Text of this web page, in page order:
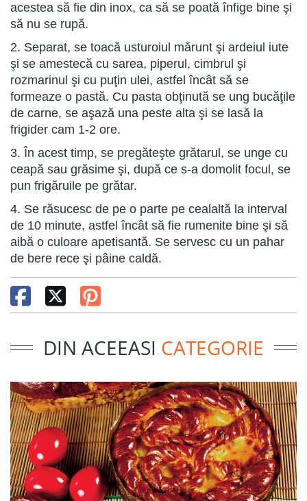
acestea să fie din inox, ca să se poată înfige bine şi
să nu se rupă.
2. Separat, se toacă usturoiul mărunt şi ardeiul iute
şi se amestecă cu sarea, piperul, cimbrul şi
rozmarinul şi cu puţin ulei, astfel încât să se
formeaze o pastă. Cu pasta obţinută se ung bucăţile
de carne, se aşază una peste alta şi se lasă la
frigider cam 1-2 ore.
3. În acest timp, se pregăteşte grătarul, se unge cu
ceapă sau grăsime şi, după ce s-a domolit focul, se
pun frigăruile pe grătar.
4. Se răsucesc de pe o parte pe cealaltă la interval
de 10 minute, astfel încât să fie rumenite bine şi să
aibă o culoare apetisantă. Se servesc cu un pahar
de bere rece şi pâine caldă.
DIN ACEEASI CATEGORIE